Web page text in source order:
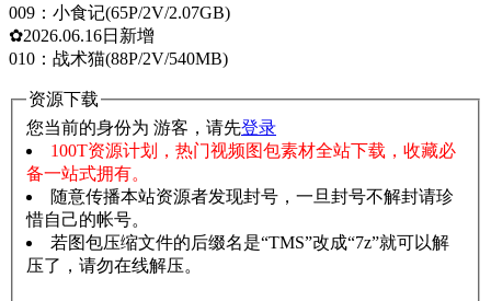
009：小食记(65P/2V/2.07GB)
✿2026.06.16日新增
010：战术猫(88P/2V/540MB)
资源下载
您当前的身份为 游客，请先登录
100T资源计划，热门视频图包素材全站下载，收藏必
备一站式拥有。
随意传播本站资源者发现封号，一旦封号不解封请珍
惜自己的帐号。
若图包压缩文件的后缀名是“TMS”改成“7z”就可以解
压了，请勿在线解压。